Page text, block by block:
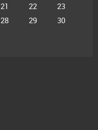
21 22
23
28 29
30